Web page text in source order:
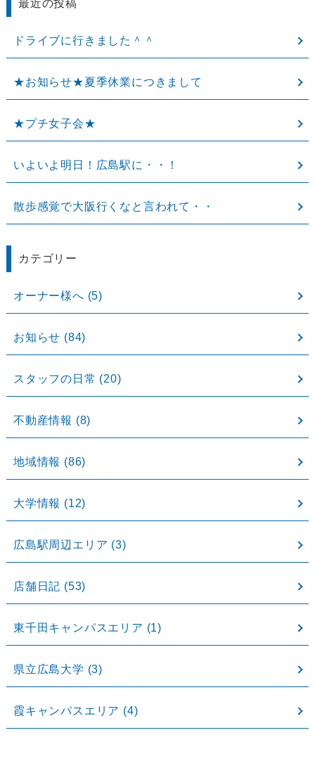
最近の投稿
ドライブに行きました＾＾
★お知らせ★夏季休業につきまして
★プチ女子会★
いよいよ明日！広島駅に・・！
散歩感覚で大阪行くなと言われて・・
カテゴリー
オーナー様へ (5)
お知らせ (84)
スタッフの日常 (20)
不動産情報 (8)
地域情報 (86)
大学情報 (12)
広島駅周辺エリア (3)
店舗日記 (53)
東千田キャンパスエリア (1)
県立広島大学 (3)
霞キャンパスエリア (4)